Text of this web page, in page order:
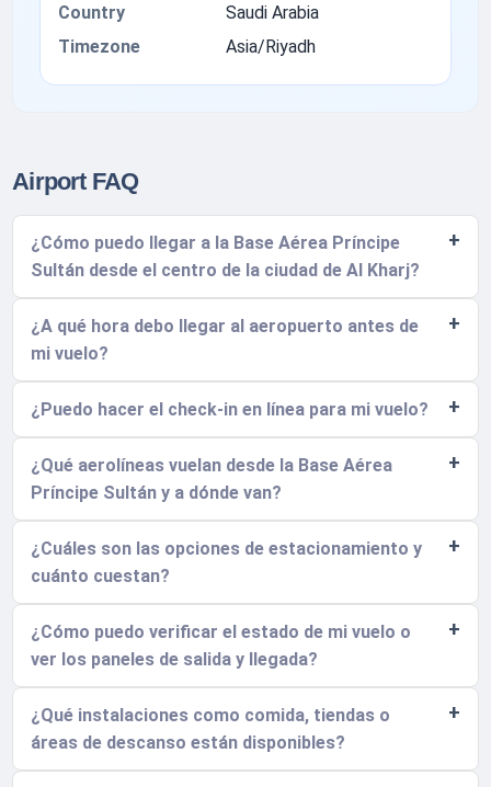
Country
Saudi Arabia
Timezone
Asia/Riyadh
Airport FAQ
¿Cómo puedo llegar a la Base Aérea Príncipe
Sultán desde el centro de la ciudad de Al Kharj?
¿A qué hora debo llegar al aeropuerto antes de
mi vuelo?
¿Puedo hacer el check-in en línea para mi vuelo?
¿Qué aerolíneas vuelan desde la Base Aérea
Príncipe Sultán y a dónde van?
¿Cuáles son las opciones de estacionamiento y
cuánto cuestan?
¿Cómo puedo verificar el estado de mi vuelo o
ver los paneles de salida y llegada?
¿Qué instalaciones como comida, tiendas o
áreas de descanso están disponibles?